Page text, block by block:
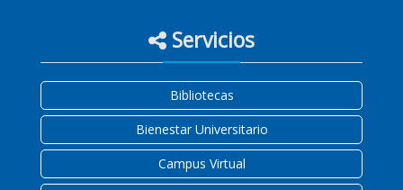
Servicios
Bibliotecas
Bienestar Universitario
Campus Virtual